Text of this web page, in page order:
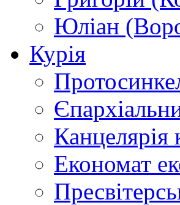
Юліан
Курія
Канцелярія
Економат